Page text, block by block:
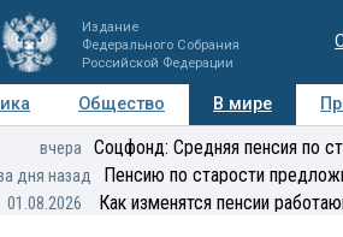
Издание
Федерального Собрания
Российской Федерации
Общество В мире
Мнения Регионы
вчера Соцфонд: Средняя пенсия по
дня назад Пенсию по старости
01.08.2026 Как изменятся пенсии